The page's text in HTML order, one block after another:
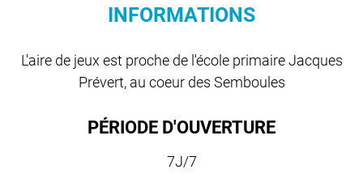
INFORMATIONS
L'aire de jeux est proche de l'école primaire Jacques
Prévert, au coeur des Semboules
PÉRIODE D'OUVERTURE
7J/7